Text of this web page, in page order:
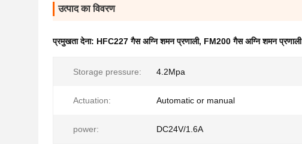
उत्पाद का विवरण
प्रमुखता देना: HFC227 गैस अग्नि शमन प्रणाली, FM200 गैस अग्नि शमन प्रणाली
Storage pressure: 4.2Mpa
Actuation: Automatic or manual
power: DC24V/1.6A